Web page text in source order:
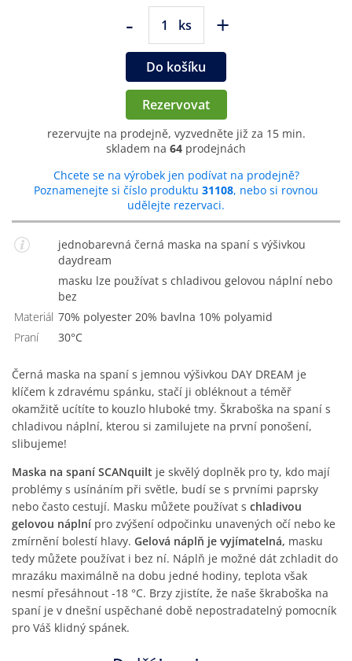
- ks +
Do košíku
Rezervovat
rezervujte na prodejně, vyzvedněte již za 15 min.
skladem na 64 prodejnách
Chcete se na výrobek jen podívat na prodejně?
Poznamenejte si číslo produktu 31108, nebo si rovnou
udělejte rezervaci.
jednobarevná černá maska na spaní s výšivkou
daydream
masku lze používat s chladivou gelovou náplní nebo
bez
Materiál
70% polyester 20% bavlna 10% polyamid
Praní
30°C
Černá maska na spaní s jemnou výšivkou DAY DREAM je
klíčem k zdravému spánku, stačí ji obléknout a téměř
okamžitě ucítíte to kouzlo hluboké tmy. Škraboška na spaní s
chladivou náplní, kterou si zamilujete na první ponošení,
slibujeme!
Maska na spaní SCANquilt je skvělý doplněk pro ty, kdo mají
problémy s usínáním při světle, budí se s prvními paprsky
nebo často cestují. Masku můžete používat s chladivou
gelovou náplní pro zvýšení odpočinku unavených očí nebo ke
zmírnění bolestí hlavy. Gelová náplň je vyjímatelná, masku
tedy můžete používat i bez ní. Náplň je možné dát zchladit do
mrazáku maximálně na dobu jedné hodiny, teplota však
nesmí přesáhnout -18 °C. Brzy zjistíte, že naše škraboška na
spaní je v dnešní uspěchané době nepostradatelný pomocník
pro Váš klidný spánek.